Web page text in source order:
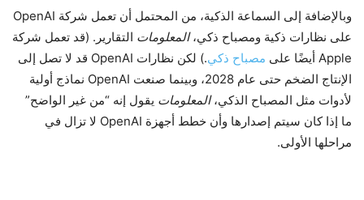
وبالإضافة إلى السماعة الذكية، من المحتمل أن تعمل شركة OpenAI
على نظارات ذكية ومصباح ذكي،المعلومات التقارير. (قد تعمل شركة
Apple أيضًا على
مصباح ذكي
.) لكن نظارات OpenAI قد لا تصل إلى
الإنتاج الضخم حتى عام 2028، وبينما صنعت OpenAI نماذج أولية
لأدوات مثل المصباح الذكي،المعلومات يقول إنه “من غير الواضح”
ما إذا كان سيتم إصدارها وأن خطط أجهزة OpenAI لا تزال في
مراحلها الأولى.